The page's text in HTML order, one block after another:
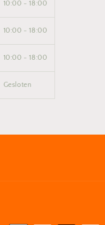
10:00 - 18:00
10:00 - 18:00
10:00 - 18:00
Gesloten